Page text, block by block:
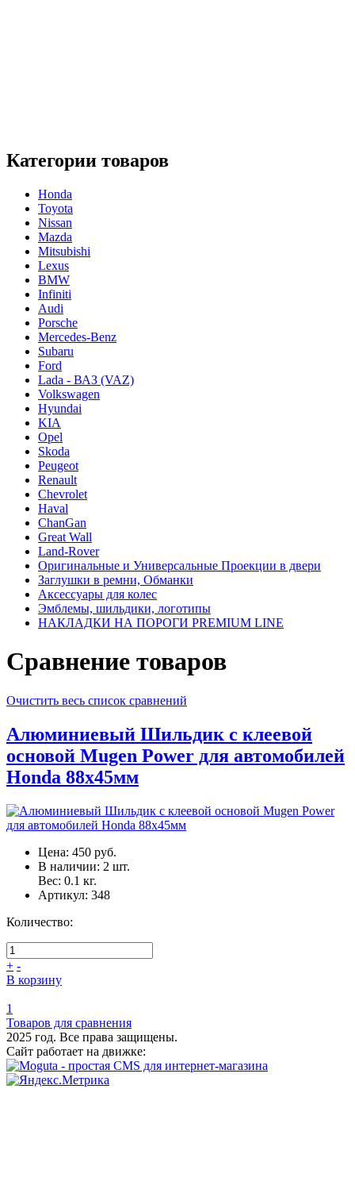
Категории товаров
Honda
Toyota
Nissan
Mazda
Mitsubishi
Lexus
BMW
Infiniti
Audi
Porsche
Mercedes-Benz
Subaru
Ford
Lada - ВАЗ (VAZ)
Volkswagen
Hyundai
KIA
Opel
Skoda
Peugeot
Renault
Chevrolet
Haval
ChanGan
Great Wall
Land-Rover
Оригинальные и Универсальные Проекции в двери
Заглушки в ремни, Обманки
Аксессуары для колес
Эмблемы, шильдики, логотипы
НАКЛАДКИ НА ПОРОГИ PREMIUM LINE
Сравнение товаров
Очистить весь список сравнений
Алюминиевый Шильдик с клеевой
основой Mugen Power для автомобилей
Honda 88х45мм
Цена: 450 руб.
В наличии: 2 шт.
Вес: 0.1 кг.
Артикул: 348
Количество:
+ -
В корзину
1
Товаров для сравнения
2025 год. Все права защищены.
Сайт работает на движке: